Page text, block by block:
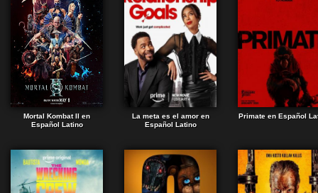
Mortal Kombat II en
Español Latino
La meta es el amor en
Español Latino
Primate en Español